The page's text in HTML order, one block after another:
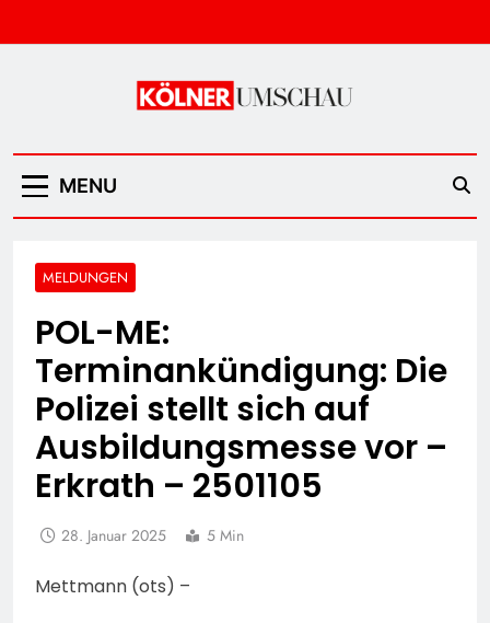
to
Kölner Umschau
MENU
MELDUNGEN
POL-ME:
Terminankündigung: Die
Polizei stellt sich auf
Ausbildungsmesse vor –
Erkrath – 2501105
28. Januar 2025 5 Min
Mettmann (ots) –